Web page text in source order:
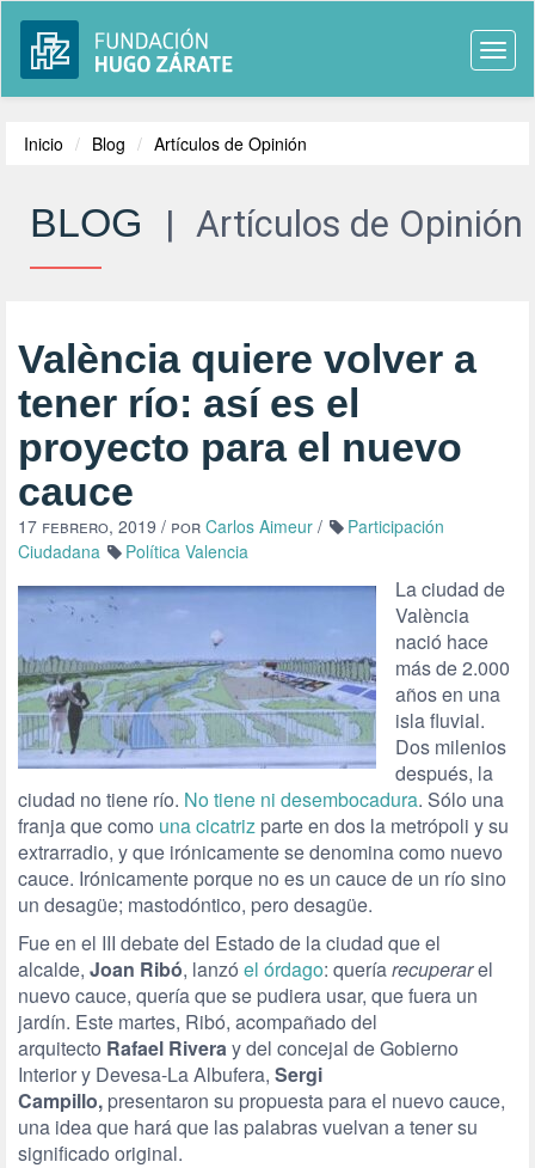
Inicio Blog Artículos de Opinión
BLOG | Artículos de Opinión
València quiere volver a
tener río: así es el
proyecto para el nuevo
cauce
17 febrero, 2019 / por Carlos Aimeur /
Participación
Ciudadana
Política Valencia
La ciudad de
València
nació hace
más de 2.000
años en una
isla fluvial.
Dos milenios
después, la
ciudad no tiene río. No tiene ni desembocadura. Sólo una
franja que como una cicatriz parte en dos la metrópoli y su
extrarradio, y que irónicamente se denomina como nuevo
cauce. Irónicamente porque no es un cauce de un río sino
un desagüe; mastodóntico, pero desagüe.
Fue en el III debate del Estado de la ciudad que el
alcalde, Joan Ribó, lanzó el órdago: queríarecuperarel
nuevo cauce, quería que se pudiera usar, que fuera un
jardín. Este martes, Ribó, acompañado del
arquitecto Rafael Riveray del concejal de Gobierno
Interior y Devesa-La Albufera, Sergi
Campillo, presentaron su propuesta para el nuevo cauce,
una idea que hará que las palabras vuelvan a tener su
significado original.